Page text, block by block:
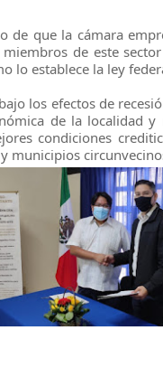
de que la cámara
de este
lo establece la ley
los efectos de
de la localidad y
condiciones
municipios